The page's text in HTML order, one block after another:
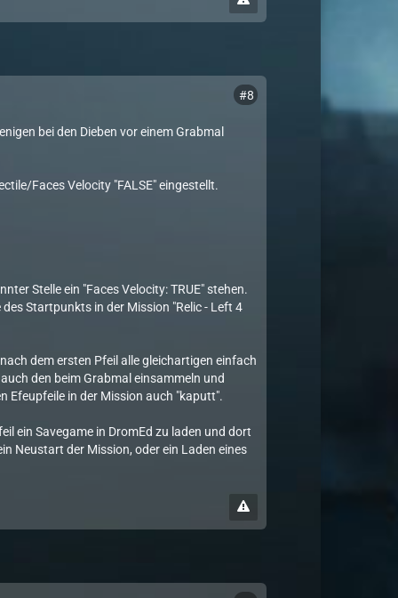
#8
bei den Dieben vor einem Grabmal
Faces Velocity "FALSE" eingestellt.
Stelle ein "Faces Velocity: TRUE" stehen.
Startpunkts in der Mission "Relic - Left 4
dem ersten Pfeil alle gleichartigen einfach
den beim Grabmal einsammeln und
Efeupfeile in der Mission auch "kaputt".
ein Savegame in DromEd zu laden und dort
Neustart der Mission, oder ein Laden eines